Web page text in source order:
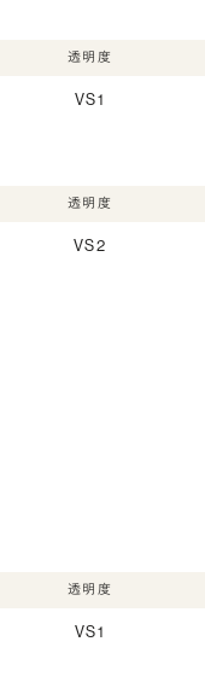
透明度
VS1
透明度
VS2
透明度
VS1